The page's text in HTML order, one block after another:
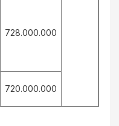
728.000.000
720.000.000